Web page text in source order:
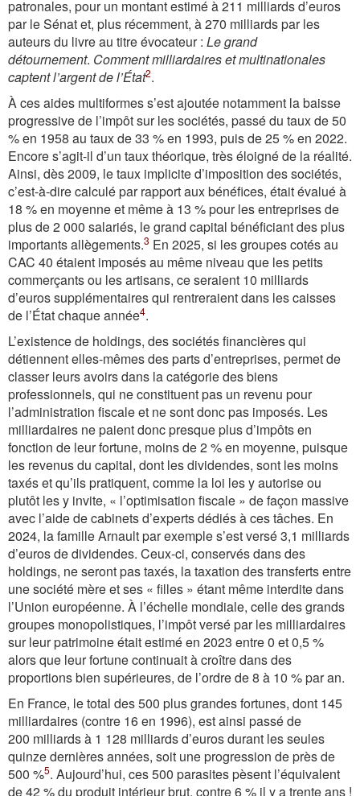
patronales, pour un montant estimé à 211 milliards d’euros
par le Sénat et, plus récemment, à 270 milliards par les
auteurs du livre au titre évocateur : Le grand
détournement. Comment milliardaires et multinationales
captent l’argent de l’État2.
À ces aides multiformes s’est ajoutée notamment la baisse
progressive de l’impôt sur les sociétés, passé du taux de 50
% en 1958 au taux de 33 % en 1993, puis de 25 % en 2022.
Encore s’agit-il d’un taux théorique, très éloigné de la ­réalité.
Ainsi, dès 2009, le taux implicite d’imposition des sociétés,
c’est-à-dire calculé par rapport aux bénéfices, était évalué à
18 % en moyenne et même à 13 % pour les entreprises de
plus de 2 000 salariés, le grand capital bénéficiant des plus
importants allègements.3 En 2025, si les groupes cotés au
CAC 40 étaient imposés au même niveau que les petits
commerçants ou les artisans, ce seraient 10 milliards
d’euros supplémentaires qui rentreraient dans les caisses
de l’État chaque année4.
L’existence de holdings, des sociétés financières qui
détiennent elles-mêmes des parts d’entreprises, permet de
classer leurs avoirs dans la catégorie des biens
professionnels, qui ne constituent pas un revenu pour
l’administration fiscale et ne sont donc pas imposés. Les
milliardaires ne paient donc presque plus d’impôts en
fonction de leur fortune, moins de 2 % en moyenne, puisque
les revenus du capital, dont les dividendes, sont les moins
taxés et qu’ils pratiquent, comme la loi les y autorise ou
plutôt les y invite, « l’optimisation fiscale » de façon massive
avec l’aide de cabinets d’experts dédiés à ces tâches. En
2024, la famille Arnault par exemple s’est versé 3,1 milliards
d’euros de dividendes. Ceux-ci, conservés dans des
holdings, ne seront pas taxés, la taxation des transferts entre
une société mère et ses « filles » étant même interdite dans
l’Union européenne. À l’échelle mondiale, celle des grands
groupes monopolistiques, l’impôt versé par les milliardaires
sur leur patrimoine était estimé en 2023 entre 0 et 0,5 %
alors que leur fortune continuait à croître dans des
proportions bien supérieures, de l’ordre de 8 à 10 % par an.
En France, le total des 500 plus grandes fortunes, dont 145
milliardaires (contre 16 en 1996), est ainsi passé de
200 milliards à 1 128 milliards d’euros durant les seules
quinze dernières années, soit une progression de près de
500 %5. Aujourd’hui, ces 500 parasites pèsent l’équivalent
de 42 % du produit intérieur brut, contre 6 % il y a trente ans !